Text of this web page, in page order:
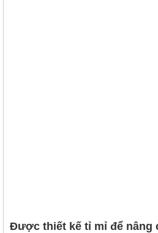
Được thiết kế tỉ mỉ để nâng